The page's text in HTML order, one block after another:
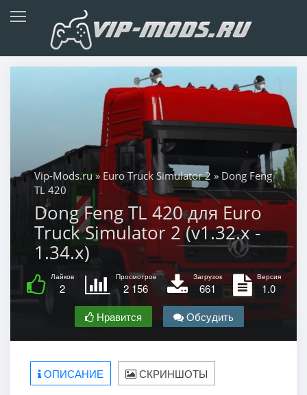
Vip-Mods.ru» Euro Truck Simulator 2 » Dong Feng
TL 420
Dong Feng TL 420 для Euro
Truck Simulator 2 (v1.32.x -
1.34.x)
Лайков
2
Просмотров
2 156
Загрузок
661
Версия
1.0
Нравится
Обсудить
ОПИСАНИЕ СКРИНШОТЫ